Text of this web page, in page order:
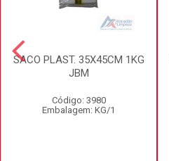
SACO PLAST. 35X45CM 1KG
JBM
Código: 3980
Embalagem: KG/1